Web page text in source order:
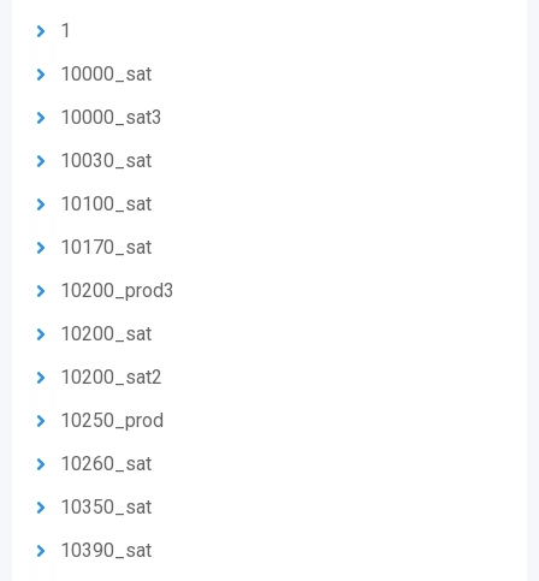
1
10000_sat
10000_sat3
10030_sat
10100_sat
10170_sat
10200_prod3
10200_sat
10200_sat2
10250_prod
10260_sat
10350_sat
10390_sat